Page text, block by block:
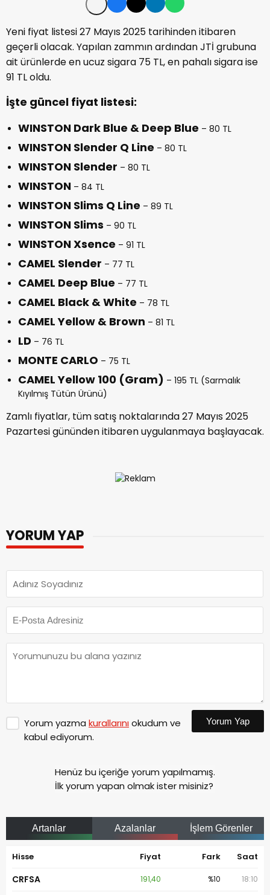
Yeni fiyat listesi 27 Mayıs 2025 tarihinden itibaren
geçerli olacak. Yapılan zammın ardından JTİ grubuna
ait ürünlerde en ucuz sigara 75 TL, en pahalı sigara ise
91 TL oldu.
İşte güncel fiyat listesi:
WINSTON Dark Blue & Deep Blue – 80 TL
WINSTON Slender Q Line – 80 TL
WINSTON Slender – 80 TL
WINSTON – 84 TL
WINSTON Slims Q Line – 89 TL
WINSTON Slims – 90 TL
WINSTON Xsence – 91 TL
CAMEL Slender – 77 TL
CAMEL Deep Blue – 77 TL
CAMEL Black & White – 78 TL
CAMEL Yellow & Brown – 81 TL
LD – 76 TL
MONTE CARLO – 75 TL
CAMEL Yellow 100 (Gram) – 195 TL (Sarmalık
Kıyılmış Tütün Ürünü)
Zamlı fiyatlar, tüm satış noktalarında 27 Mayıs 2025
Pazartesi gününden itibaren uygulanmaya başlayacak.
YORUM YAP
Yorum yazma kurallarınıokudum ve
kabul ediyorum.
Yorum Yap
Henüz bu içeriğe yorum yapılmamış.
İlk yorum yapan olmak ister misiniz?
Artanlar Azalanlar İşlem Görenler
Hisse Fiyat Fark Saat
CRFSA 191,40 %10 18:10